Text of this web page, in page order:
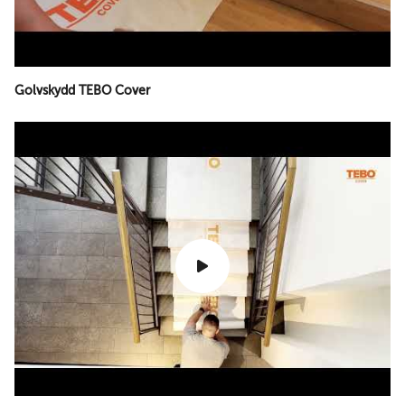
Golvskydd TEBO Cover